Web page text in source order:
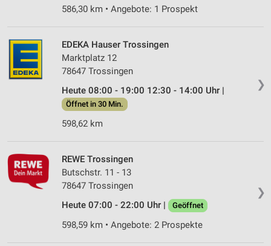
586,30 km • Angebote: 1 Prospekt
❯
EDEKA Hauser Trossingen
Marktplatz 12
78647 Trossingen
Heute 08:00 - 19:00 12:30 - 14:00 Uhr |
Öffnet in 30 Min.
598,62 km
❯
REWE Trossingen
Butschstr. 11 - 13
78647 Trossingen
Heute 07:00 - 22:00 Uhr |
Geöffnet
598,59 km • Angebote: 2 Prospekte